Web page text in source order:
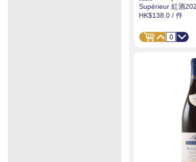
Supérieur 紅酒
HK$138.0 / 件